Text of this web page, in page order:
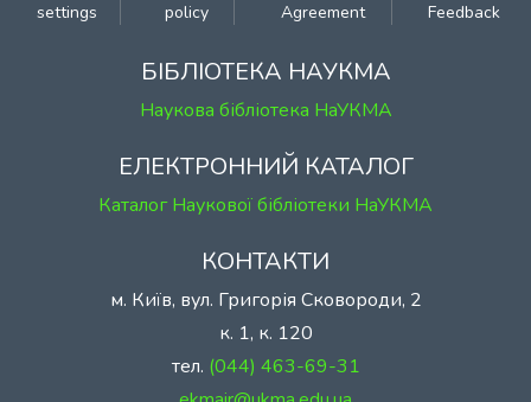
settings
policy
Agreement
Feedback
БІБЛІОТЕКА НАУКМА
Наукова бібліотека НаУКМА
ЕЛЕКТРОННИЙ КАТАЛОГ
Каталог Наукової бібліотеки НаУКМА
КОНТАКТИ
м. Київ, вул. Григорія Сковороди, 2
к. 1, к. 120
тел. (044) 463-69-31